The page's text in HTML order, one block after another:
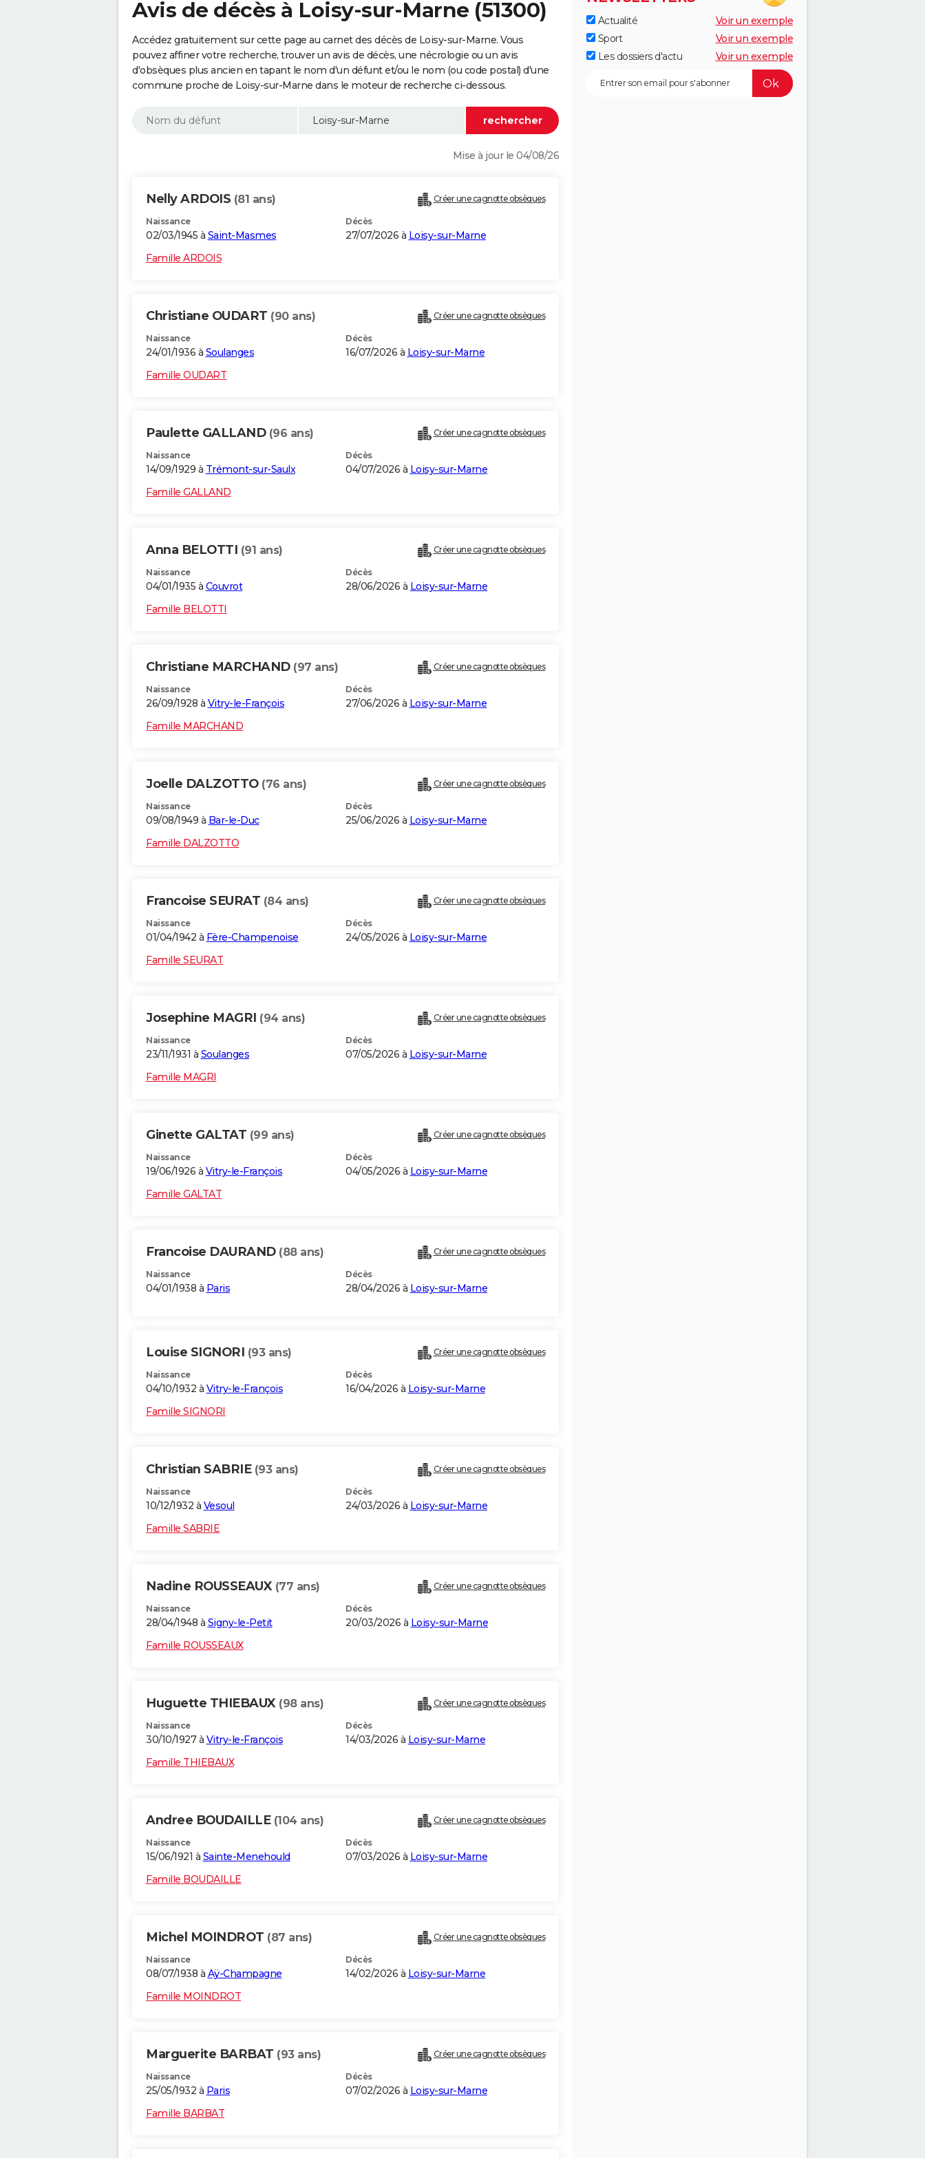
Avis de décès à Loisy-sur-Marne (51300)
Accédez gratuitement sur cette page au carnet des décès de Loisy-sur-Marne. Vous
pouvez affiner votre recherche, trouver un avis de décès, une nécrologie ou un avis
d'obsèques plus ancien en tapant le nom d'un défunt et/ou le nom (ou code postal) d'une
commune proche de Loisy-sur-Marne dans le moteur de recherche ci-dessous.
Mise à jour le 04/08/26
Nelly ARDOIS (81 ans) Créer une cagnotte obsèques
Naissance
02/03/1945 à Saint-Masmes
Décès
27/07/2026 à Loisy-sur-Marne
Famille ARDOIS
Christiane OUDART (90 ans) Créer une cagnotte obsèques
Naissance
24/01/1936 à Soulanges
Décès
16/07/2026 à Loisy-sur-Marne
Famille OUDART
Paulette GALLAND (96 ans) Créer une cagnotte obsèques
Naissance
14/09/1929 à Trémont-sur-Saulx
Décès
04/07/2026 à Loisy-sur-Marne
Famille GALLAND
Anna BELOTTI (91 ans) Créer une cagnotte obsèques
Naissance
04/01/1935 à Couvrot
Décès
28/06/2026 à Loisy-sur-Marne
Famille BELOTTI
Christiane MARCHAND (97 ans) Créer une cagnotte obsèques
Naissance
26/09/1928 à Vitry-le-François
Décès
27/06/2026 à Loisy-sur-Marne
Famille MARCHAND
Joelle DALZOTTO (76 ans) Créer une cagnotte obsèques
Naissance
09/08/1949 à Bar-le-Duc
Décès
25/06/2026 à Loisy-sur-Marne
Famille DALZOTTO
Francoise SEURAT (84 ans) Créer une cagnotte obsèques
Naissance
01/04/1942 à Fère-Champenoise
Décès
24/05/2026 à Loisy-sur-Marne
Famille SEURAT
Josephine MAGRI (94 ans) Créer une cagnotte obsèques
Naissance
23/11/1931 à Soulanges
Décès
07/05/2026 à Loisy-sur-Marne
Famille MAGRI
Ginette GALTAT (99 ans) Créer une cagnotte obsèques
Naissance
19/06/1926 à Vitry-le-François
Décès
04/05/2026 à Loisy-sur-Marne
Famille GALTAT
Francoise DAURAND (88 ans) Créer une cagnotte obsèques
Naissance
04/01/1938 à Paris
Décès
28/04/2026 à Loisy-sur-Marne
Louise SIGNORI (93 ans) Créer une cagnotte obsèques
Naissance
04/10/1932 à Vitry-le-François
Décès
16/04/2026 à Loisy-sur-Marne
Famille SIGNORI
Christian SABRIE (93 ans) Créer une cagnotte obsèques
Naissance
10/12/1932 à Vesoul
Décès
24/03/2026 à Loisy-sur-Marne
Famille SABRIE
Nadine ROUSSEAUX (77 ans) Créer une cagnotte obsèques
Naissance
28/04/1948 à Signy-le-Petit
Décès
20/03/2026 à Loisy-sur-Marne
Famille ROUSSEAUX
Huguette THIEBAUX (98 ans) Créer une cagnotte obsèques
Naissance
30/10/1927 à Vitry-le-François
Décès
14/03/2026 à Loisy-sur-Marne
Famille THIEBAUX
Andree BOUDAILLE (104 ans) Créer une cagnotte obsèques
Naissance
15/06/1921 à Sainte-Menehould
Décès
07/03/2026 à Loisy-sur-Marne
Famille BOUDAILLE
Michel MOINDROT (87 ans) Créer une cagnotte obsèques
Naissance
08/07/1938 à Aÿ-Champagne
Décès
14/02/2026 à Loisy-sur-Marne
Famille MOINDROT
Marguerite BARBAT (93 ans) Créer une cagnotte obsèques
Naissance
25/05/1932 à Paris
Décès
07/02/2026 à Loisy-sur-Marne
Famille BARBAT
Actualité
Voir un exemple
Sport
Voir un exemple
Les dossiers d'actu
Voir un exemple